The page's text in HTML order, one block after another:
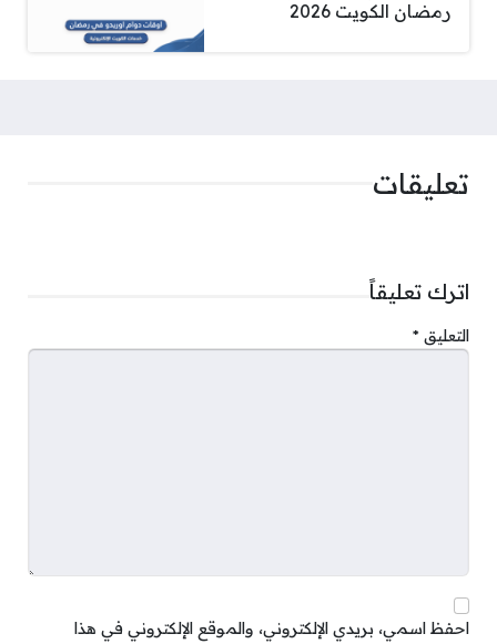
رمضان الكويت 2026
تعليقات
اترك تعليقاً
التعليق *
احفظ اسمي، بريدي الإلكتروني، والموقع الإلكتروني في هذا